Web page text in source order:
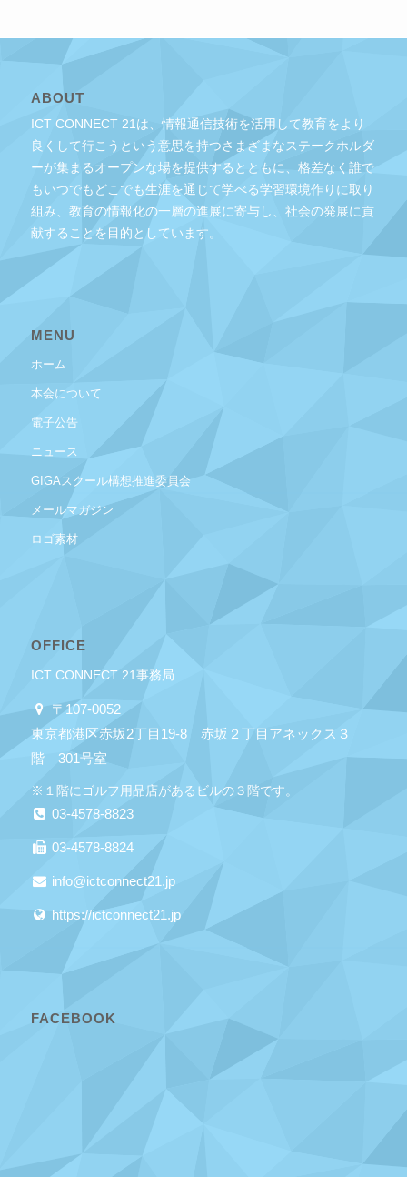
ABOUT
ICT CONNECT 21は、情報通信技術を活用して教育をより
良くして行こうという意思を持つさまざまなステークホルダ
ーが集まるオープンな場を提供するとともに、格差なく誰で
もいつでもどこでも生涯を通じて学べる学習環境作りに取り
組み、教育の情報化の一層の進展に寄与し、社会の発展に貢
献することを目的としています。
MENU
ホーム
本会について
電子公告
ニュース
GIGAスクール構想推進委員会
メールマガジン
ロゴ素材
OFFICE
ICT CONNECT 21事務局
〒107-0052
東京都港区赤坂2丁目19-8 赤坂２丁目アネックス３
階 301号室
※１階にゴルフ用品店があるビルの３階です。
03-4578-8823
03-4578-8824
info@ictconnect21.jp
https://ictconnect21.jp
FACEBOOK